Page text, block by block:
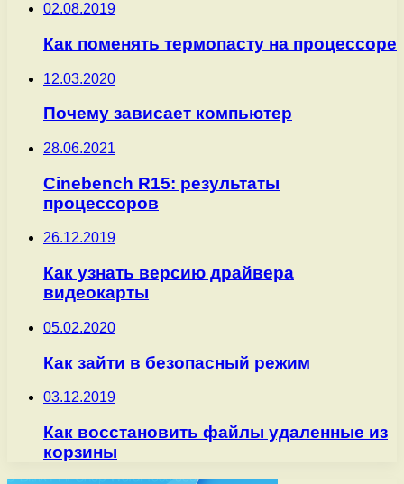
02.08.2019
Как поменять термопасту на процессоре
12.03.2020
Почему зависает компьютер
28.06.2021
Cinebench R15: результаты
процессоров
26.12.2019
Как узнать версию драйвера
видеокарты
05.02.2020
Как зайти в безопасный режим
03.12.2019
Как восстановить файлы удаленные из
корзины